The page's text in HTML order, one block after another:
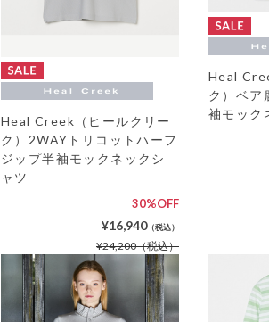
Heal Creek（ヒールクリー
ク）2WAYトリコットハーフ
ジップ半袖モックネックシ
ャツ
30%OFF
¥16,940（税込）
¥24,200（税込）
Heal
ク）ベア
袖モック